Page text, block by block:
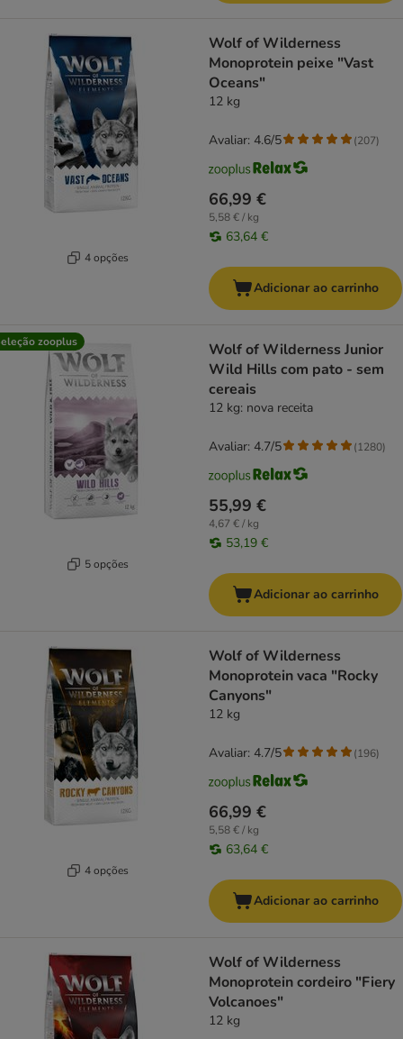
4 opções
Wolf of Wilderness
Monoprotein peixe "Vast
Oceans"
12 kg
66,99 €
5,58 € / kg
63,64 €
Avaliar: 4.6/5 (207)
Adicionar ao carrinho
zooplus
5 opções
Wolf of Wilderness Junior
Wild Hills com pato - sem
cereais
12 kg: nova receita
55,99 €
4,67 € / kg
53,19 €
Avaliar: 4.7/5 (1280)
Adicionar ao carrinho
4 opções
Wolf of Wilderness
Monoprotein vaca "Rocky
Canyons"
12 kg
66,99 €
5,58 € / kg
63,64 €
Avaliar: 4.7/5 (196)
Adicionar ao carrinho
Wolf of Wilderness
Monoprotein cordeiro "Fiery
Volcanoes"
12 kg